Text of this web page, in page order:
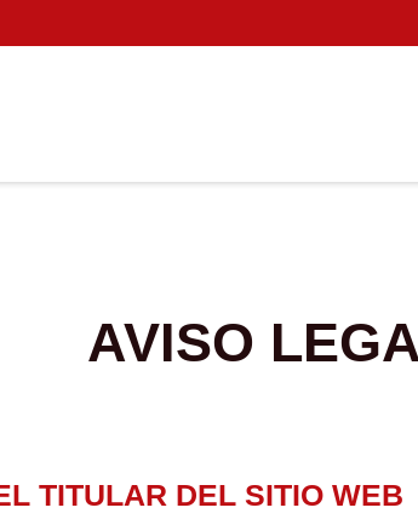
AVISO
TITULAR DEL SITIO WEB